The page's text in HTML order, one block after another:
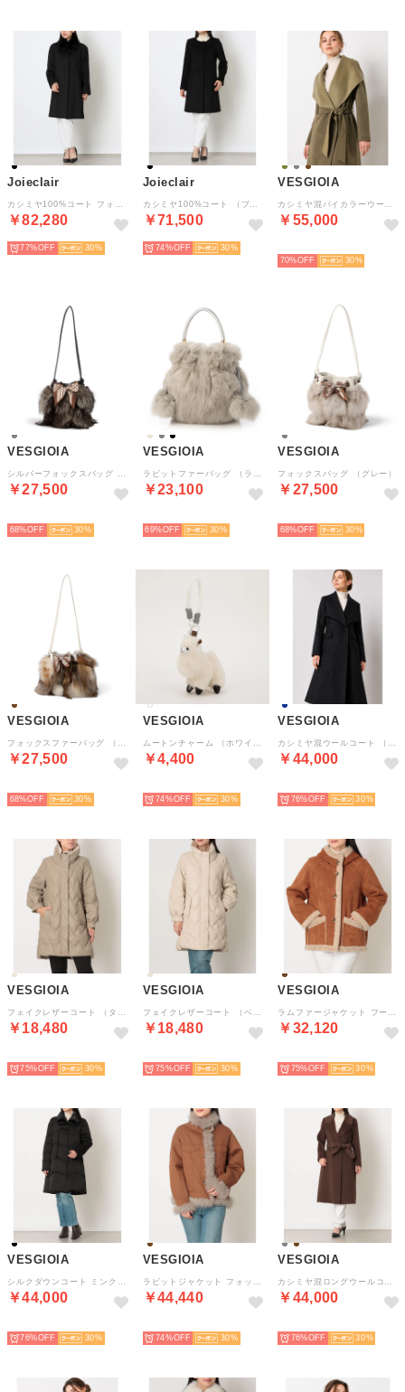
Joieclair
￥82,280
77% 30
Joieclair
￥71,500
74% 30
VESGIOIA
￥55,000
70%
30
VESGIOIA
￥27,500
68%
30
VESGIOIA
￥23,100
69%
30
VESGIOIA
フォックスバッグ （グレー）
￥27,500
68%
30
VESGIOIA
￥27,500
68%
30
VESGIOIA
￥4,400
74%
30
VESGIOIA
￥44,000
76%
30
VESGIOIA
￥18,480
75%
30
VESGIOIA
￥18,480
75%
30
VESGIOIA
￥32,120
75%
30
VESGIOIA
￥44,000
76%
30
VESGIOIA
￥44,440
74%
30
VESGIOIA
￥44,000
76%
30